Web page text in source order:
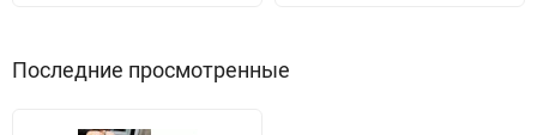
Последние просмотренные